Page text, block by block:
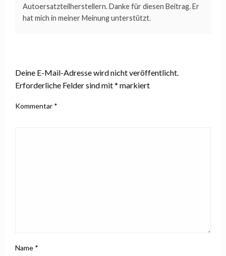
Autoersatzteilherstellern. Danke für diesen Beitrag. Er
hat mich in meiner Meinung unterstützt.
Deine E-Mail-Adresse wird nicht veröffentlicht.
Erforderliche Felder sind mit* markiert
Kommentar *
Name *